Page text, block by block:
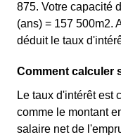
875. Votre capacité
(ans) = 157 500m2.
déduit le taux
Comment calculer
Le taux d'intérêt est
comme le montant
salaire net de